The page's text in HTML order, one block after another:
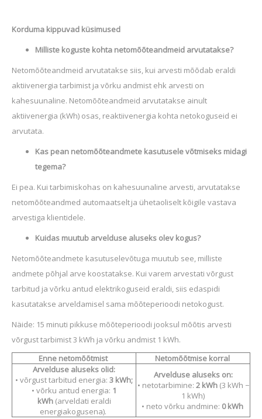
Korduma kippuvad küsimused
Milliste koguste kohta netomõõteandmeid arvutatakse?
Netomõõteandmeid arvutatakse siis, kui arvesti mõõdab eraldi
aktiivenergia tarbimist ja võrku andmist ehk arvesti on
kahesuunaline. Netomõõteandmeid arvutatakse ainult
aktiivenergia (kWh) osas, reaktiivenergia kohta netokoguseid ei
arvutata.
Kas pean netomõõteandmete kasutusele võtmiseks midagi
tegema?
Ei pea. Kui tarbimiskohas on kahesuunaline arvesti, arvutatakse
netomõõteandmed automaatselt ja ühetaoliselt kõigile vastava
arvestiga klientidele.
Kuidas muutub arvelduse aluseks olev kogus?
Netomõõteandmete kasutuselevõtuga muutub see, milliste
andmete põhjal arve koostatakse. Kui varem arvestati võrgust
tarbitud ja võrku antud elektrikoguseid eraldi, siis edaspidi
kasutatakse arveldamisel sama mõõteperioodi netokogust.
Näide: 15 minuti pikkuse mõõteperioodi jooksul mõõtis arvesti
võrgust tarbimist 3 kWh ja võrku andmist 1 kWh.
Enne netomõõtmist
Netomõõtmise korral
Arvelduse aluseks olid:
• võrgust tarbitud energia: 3 kWh;
• võrku antud energia: 1
kWh(arveldati eraldi
energiakogusena).
Arvelduse aluseks on:
• netotarbimine: 2 kWh(3 kWh −
1 kWh)
• neto võrku andmine: 0 kWh